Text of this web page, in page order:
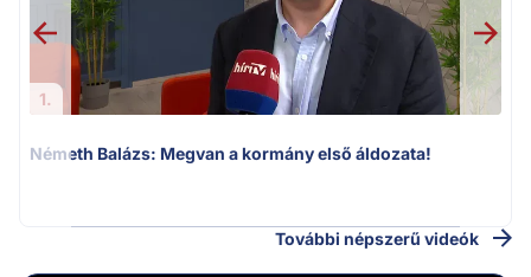
1.
Németh Balázs: Megvan a kormány első áldozata!
További népszerű videók